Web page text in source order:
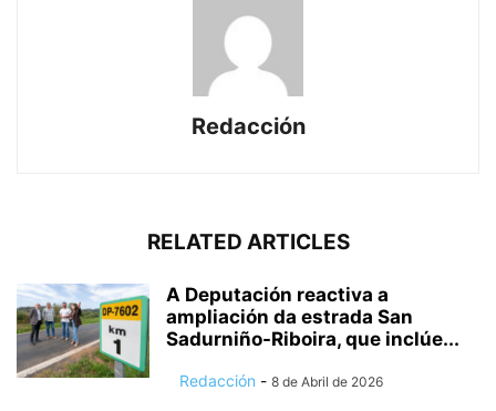
Redacción
RELATED ARTICLES
A Deputación reactiva a
ampliación da estrada San
Sadurniño-Riboira, que inclúe...
Redacción - 8 de Abril de 2026